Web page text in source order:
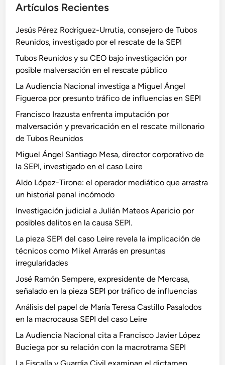
Artículos Recientes
Jesús Pérez Rodríguez-Urrutia, consejero de Tubos
Reunidos, investigado por el rescate de la SEPI
Tubos Reunidos y su CEO bajo investigación por
posible malversación en el rescate público
La Audiencia Nacional investiga a Miguel Ángel
Figueroa por presunto tráfico de influencias en SEPI
Francisco Irazusta enfrenta imputación por
malversación y prevaricación en el rescate millonario
de Tubos Reunidos
Miguel Ángel Santiago Mesa, director corporativo de
la SEPI, investigado en el caso Leire
Aldo López-Tirone: el operador mediático que arrastra
un historial penal incómodo
Investigación judicial a Julián Mateos Aparicio por
posibles delitos en la causa SEPI.
La pieza SEPI del caso Leire revela la implicación de
técnicos como Mikel Arrarás en presuntas
irregularidades
José Ramón Sempere, expresidente de Mercasa,
señalado en la pieza SEPI por tráfico de influencias
Análisis del papel de María Teresa Castillo Pasalodos
en la macrocausa SEPI del caso Leire
La Audiencia Nacional cita a Francisco Javier López
Buciega por su relación con la macrotrama SEPI